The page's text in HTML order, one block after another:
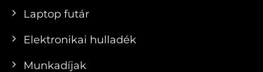
Laptop futár
Elektronikai hulladék
Munkadíjak